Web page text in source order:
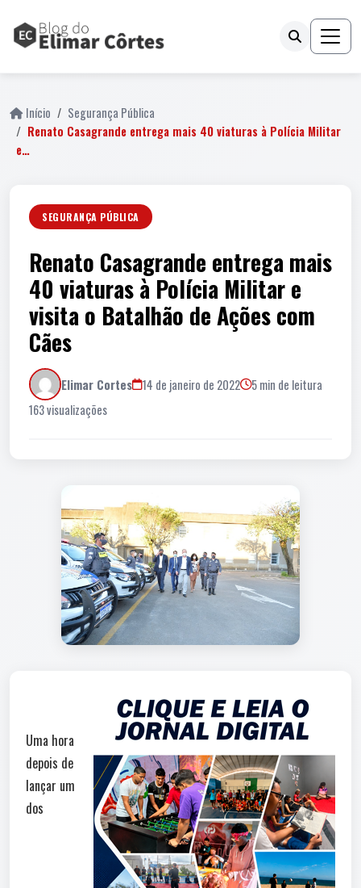
Início
Segurança Pública
Renato Casagrande entrega mais 40 viaturas à Polícia Militar
e…
SEGURANÇA PÚBLICA
Renato Casagrande entrega mais
40 viaturas à Polícia Militar e
visita o Batalhão de Ações com
Cães
Elimar Cortes 14 de janeiro de 2022
5 min de leitura
163 visualizações
Uma hora
depois de
lançar um
dos